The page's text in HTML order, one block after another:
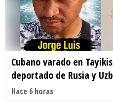
Cubano varado en
deportado de Rusia y
Hace 6 horas